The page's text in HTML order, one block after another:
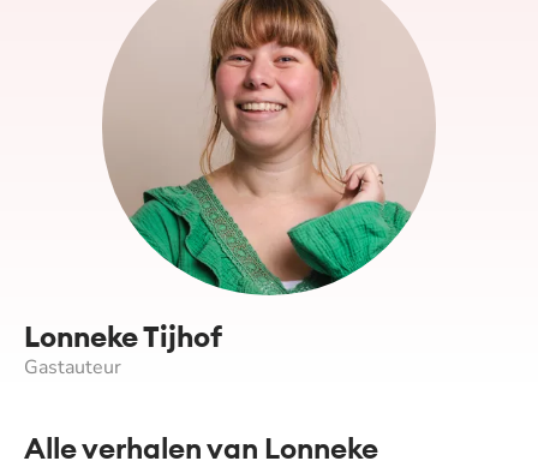
Lonneke Tijhof
Gastauteur
Alle verhalen van Lonneke